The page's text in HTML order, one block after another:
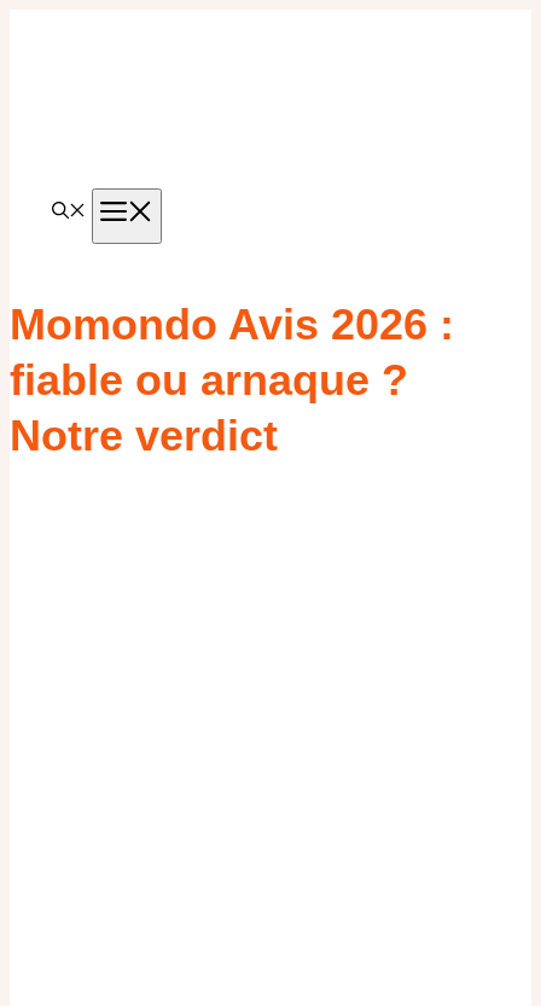
Momondo Avis 2026 :
fiable ou arnaque ?
Notre verdict